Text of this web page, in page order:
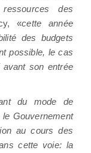
des
«cette année
des budgets
possible, le cas
son entrée
du mode de
Gouvernement
au cours des
cette voie: la